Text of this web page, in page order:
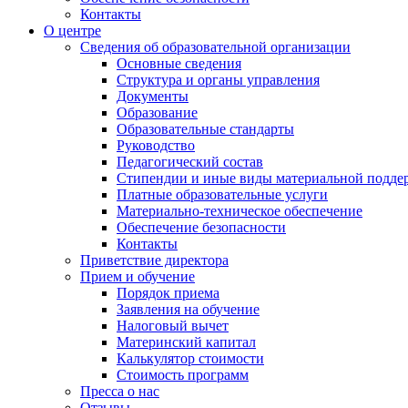
Контакты
О центре
Сведения об образовательной организации
Основные сведения
Структура и органы управления
Документы
Образование
Образовательные стандарты
Руководство
Педагогический состав
Стипендии и иные виды материальной
Платные образовательные услуги
Материально-техническое обеспечение
Обеспечение безопасности
Контакты
Приветствие директора
Прием и обучение
Порядок приема
Заявления на обучение
Налоговый вычет
Материнский капитал
Калькулятор стоимости
Стоимость программ
Пресса о нас